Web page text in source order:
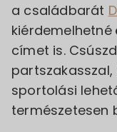
a családbarát
kiérdemelhetné
címet is.
sportolási
természetesen